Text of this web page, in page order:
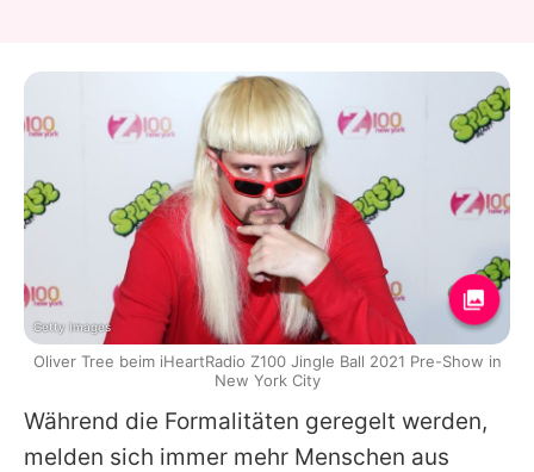
Während die Formalitäten geregelt werden,
melden sich immer mehr Menschen aus
Getty Images
Oliver Tree beim iHeartRadio Z100 Jingle Ball 2021 Pre-Show in
New York City